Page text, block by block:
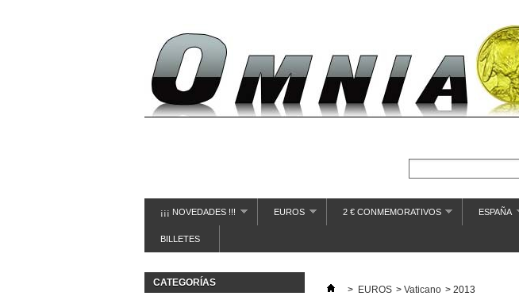
¡¡¡ NOVEDADES !!! EUROS 2 € CONMEMORATIVOS ESPAÑA
BILLETES
CATEGORÍAS
> EUROS > Vaticano > 2013